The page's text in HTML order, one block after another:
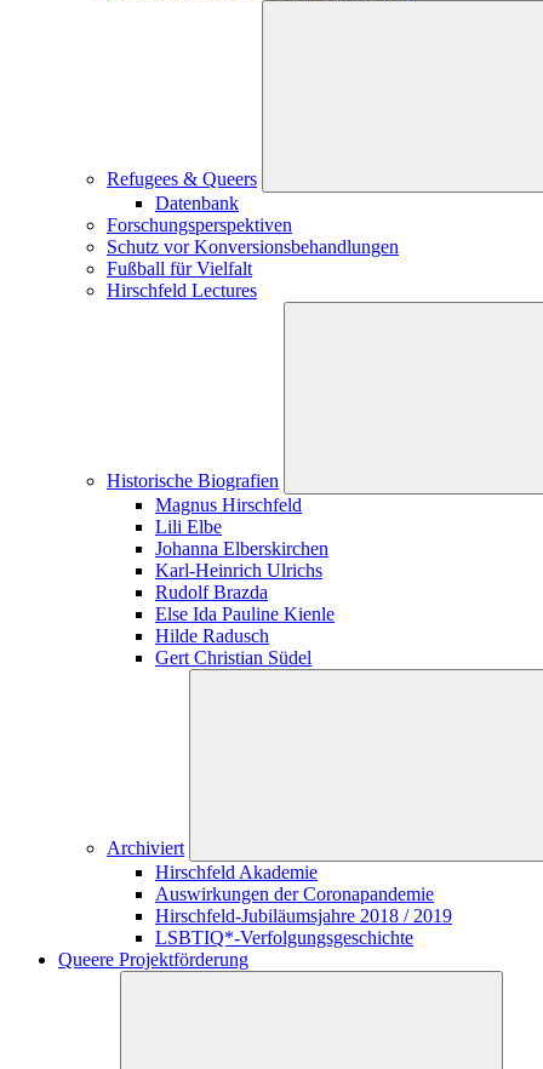
Refugees & Queers
Datenbank
Forschungs­perspektiven
Schutz vor Konversions­­­­­­­­­­­­behandlungen
Fußball für Vielfalt
Hirschfeld Lectures
Historische Biografien
Magnus Hirschfeld
Lili Elbe
Johanna Elberskirchen
Karl-Heinrich Ulrichs
Rudolf Brazda
Else Ida Pauline Kienle
Hilde Radusch
Gert Christian Südel
Archiviert
Hirschfeld Akademie
Auswirkungen der Coronapandemie
Hirschfeld-Jubiläumsjahre 2018 / 2019
LSBTIQ*-Verfolgungsgeschichte
Queere Projektförderung